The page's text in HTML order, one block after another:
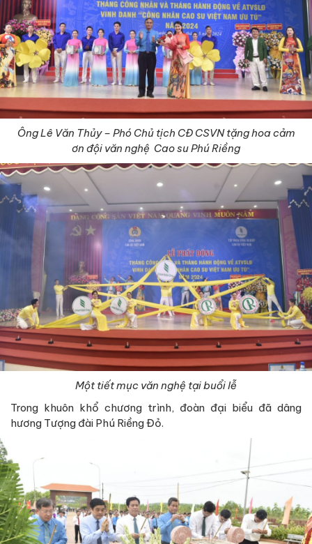
Ông Lê Văn Thủy – Phó Chủ tịch CĐ CSVN tặng hoa cảm
ơn đội văn nghệ Cao su Phú Riềng
Một tiết mục văn nghệ tại buổi lễ
Trong khuôn khổ chương trình, đoàn đại biểu đã dâng
hương Tượng đài Phú Riềng Đỏ.